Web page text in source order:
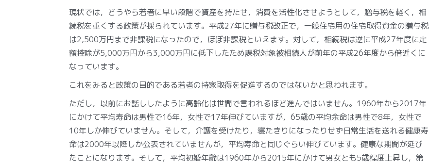
現状では，どうやら若者に早い段階で資産を持たせ，消費を活性化させようとして，贈与税を軽く，相
続税を重くする政策が採られています。平成27年に贈与税改正で，一般住宅用の住宅取得資金の贈与税
は2,500万円まで非課税になったので，ほぼ非課税といえます。対して，相続税は逆に平成27年度に定
額控除が5,000万円から3,000万円に低下したため課税対象被相続人が前年の平成26年度から倍近くに
なっています。
これをみると政策の目的である若者の持家取得を促進するのではないかと思われます。
ただし，以前にお話ししたように高齢化は世間で言われるほど進んではいません。1960年から2017年
にかけて平均寿命は男性で16年，女性で17年伸びていますが，65歳の平均余命は男性で8年，女性で
10年しか伸びていません。そして，介護を受けたり，寝たきりになったりせず日常生活を送れる健康寿
命は2000年以降しか公表されていませんが，平均寿命と同じぐらい伸びています。健康な期間が延び
たことになります。そして，平均初婚年齢は1960年から2015年にかけて男女とも5歳程度上昇し，第